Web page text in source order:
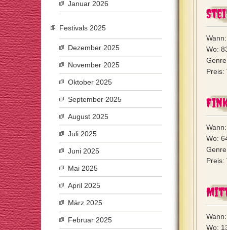
Wo:
Preis:
Wo:
Preis:
Wo:
Januar 2026
Festivals 2025
Dezember 2025
November 2025
Oktober 2025
September 2025
August 2025
Juli 2025
Juni 2025
Mai 2025
April 2025
März 2025
Februar 2025